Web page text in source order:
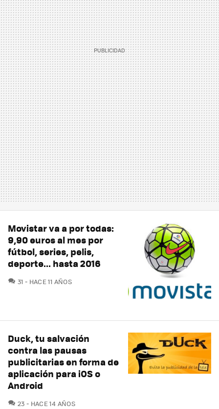
Movistar va a por todas:
9,90 euros al mes por
fútbol, series, pelis,
deporte... hasta 2016
31 COMENTARIOS
HACE 11 AÑOS
Duck, tu salvación
contra las pausas
publicitarias en forma de
aplicación para iOS o
Android
23 COMENTARIOS
HACE 14 AÑOS